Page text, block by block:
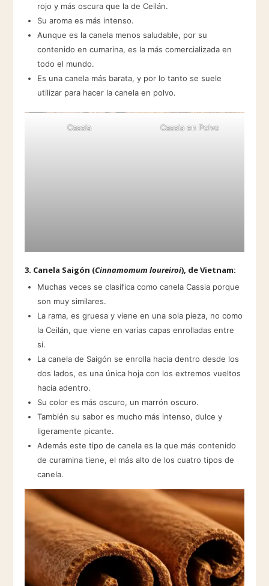
rojo y más oscura que la de Ceilán.
Su aroma es más intenso.
Aunque es la canela menos saludable, por su
contenido en cumarina, es la más comercializada en
todo el mundo.
Es una canela más barata, y por lo tanto se suele
utilizar para hacer la canela en polvo.
Cassia Cassia en Polvo
3. Canela Saigón (Cinnamomum loureiroi), de Vietnam:
Muchas veces se clasifica como canela Cassia porque
son muy similares.
La rama, es gruesa y viene en una sola pieza, no como
la Ceilán, que viene en varias capas enrolladas entre
si.
La canela de Saigón se enrolla hacia dentro desde los
dos lados, es una única hoja con los extremos vueltos
hacia adentro.
Su color es más oscuro, un marrón oscuro.
También su sabor es mucho más intenso, dulce y
ligeramente picante.
Además este tipo de canela es la que más contenido
de curamina tiene, el más alto de los cuatro tipos de
canela.